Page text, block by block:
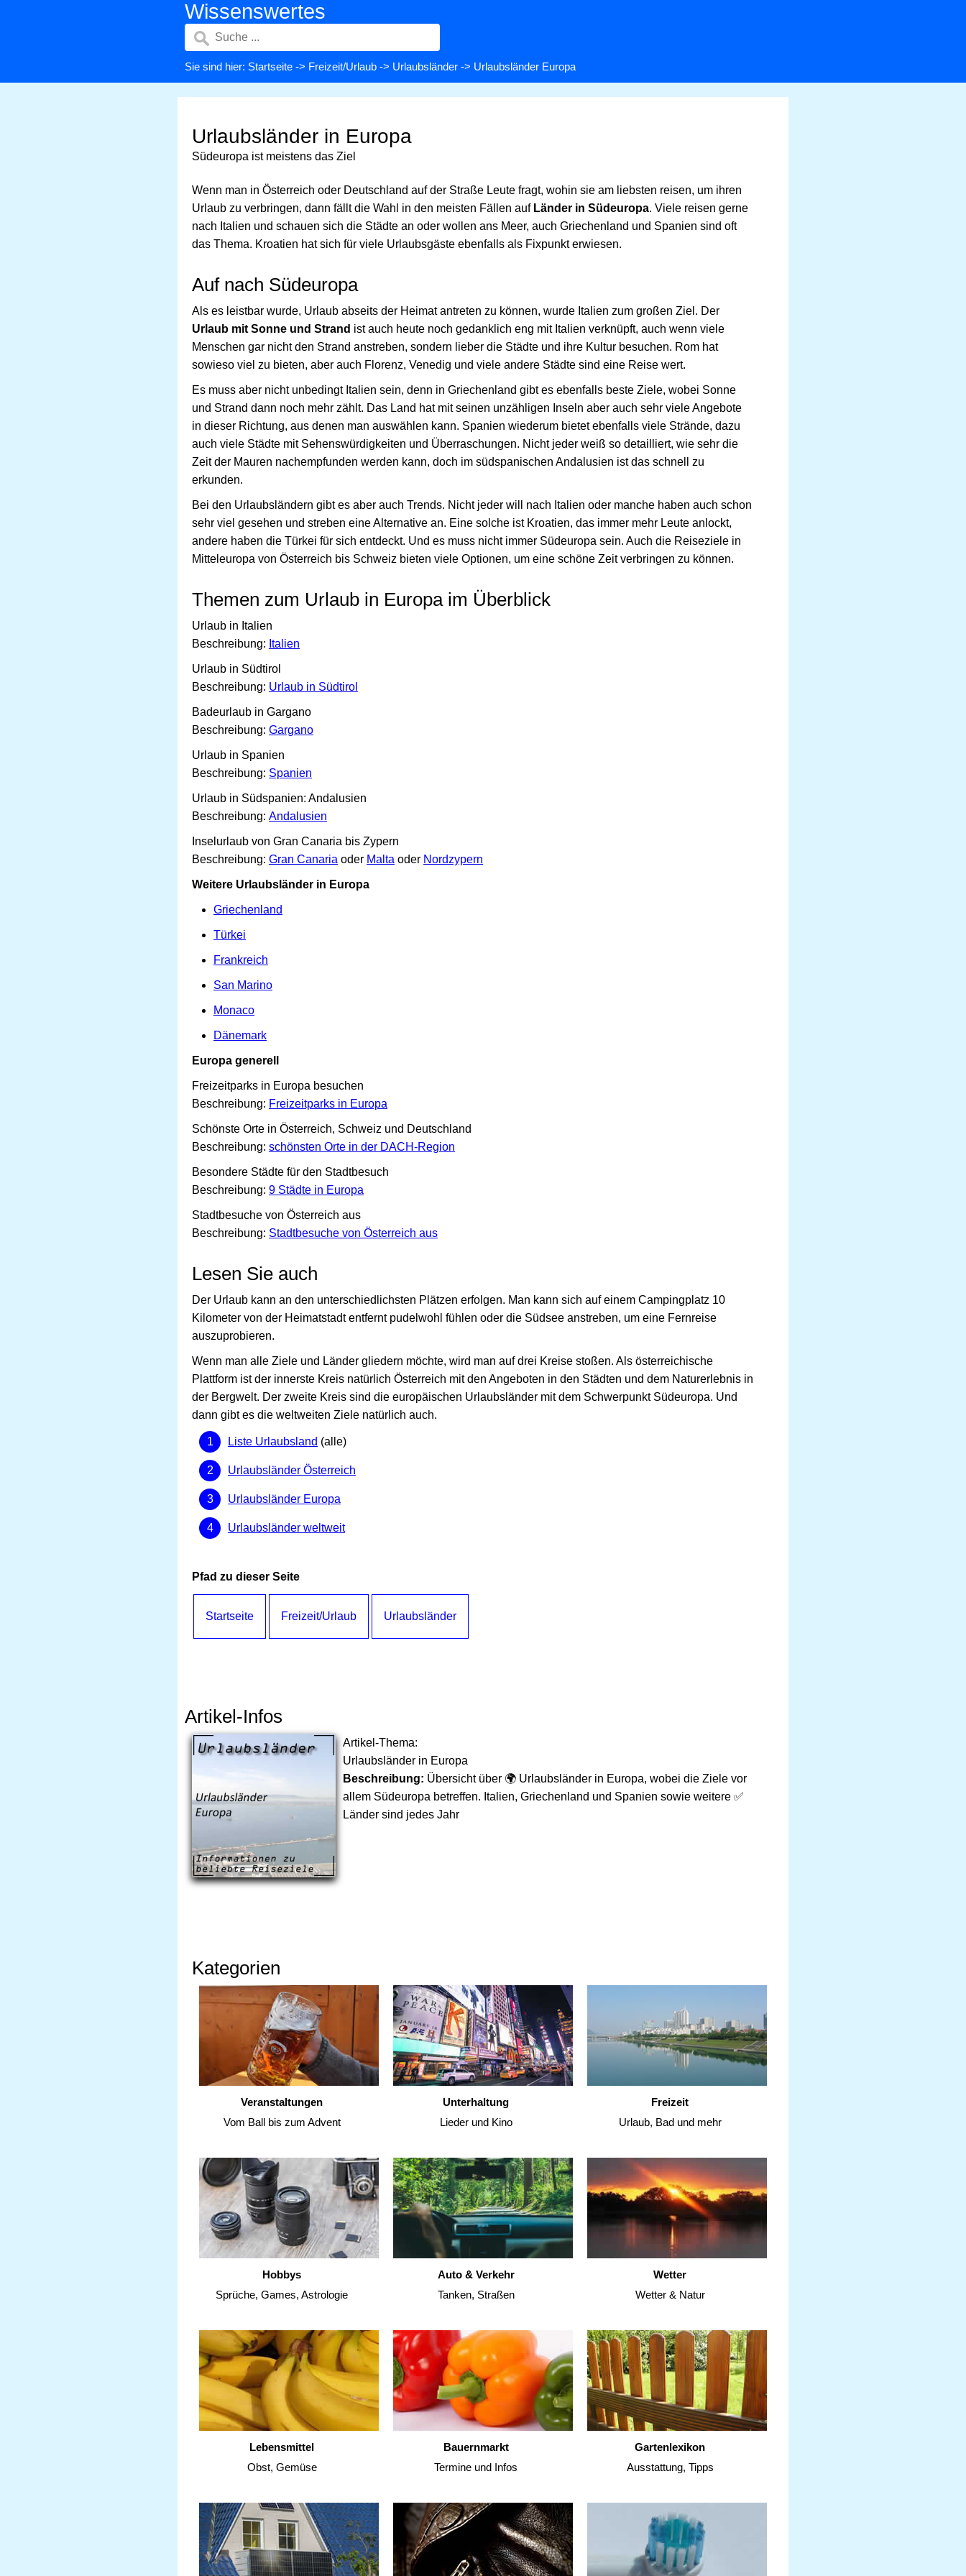
Wissenswertes
Sie sind hier: Startseite -> Freizeit/Urlaub -> Urlaubsländer -> Urlaubsländer Europa
Urlaubsländer in Europa
Südeuropa ist meistens das Ziel
Wenn man in Österreich oder Deutschland auf der Straße Leute fragt, wohin sie am liebsten reisen, um ihren
Urlaub zu verbringen, dann fällt die Wahl in den meisten Fällen auf Länder in Südeuropa. Viele reisen gerne
nach Italien und schauen sich die Städte an oder wollen ans Meer, auch Griechenland und Spanien sind oft
das Thema. Kroatien hat sich für viele Urlaubsgäste ebenfalls als Fixpunkt erwiesen.
Auf nach Südeuropa
Als es leistbar wurde, Urlaub abseits der Heimat antreten zu können, wurde Italien zum großen Ziel. Der
Urlaub mit Sonne und Strand ist auch heute noch gedanklich eng mit Italien verknüpft, auch wenn viele
Menschen gar nicht den Strand anstreben, sondern lieber die Städte und ihre Kultur besuchen. Rom hat
sowieso viel zu bieten, aber auch Florenz, Venedig und viele andere Städte sind eine Reise wert.
Es muss aber nicht unbedingt Italien sein, denn in Griechenland gibt es ebenfalls beste Ziele, wobei Sonne
und Strand dann noch mehr zählt. Das Land hat mit seinen unzähligen Inseln aber auch sehr viele Angebote
in dieser Richtung, aus denen man auswählen kann. Spanien wiederum bietet ebenfalls viele Strände, dazu
auch viele Städte mit Sehenswürdigkeiten und Überraschungen. Nicht jeder weiß so detailliert, wie sehr die
Zeit der Mauren nachempfunden werden kann, doch im südspanischen Andalusien ist das schnell zu
erkunden.
Bei den Urlaubsländern gibt es aber auch Trends. Nicht jeder will nach Italien oder manche haben auch schon
sehr viel gesehen und streben eine Alternative an. Eine solche ist Kroatien, das immer mehr Leute anlockt,
andere haben die Türkei für sich entdeckt. Und es muss nicht immer Südeuropa sein. Auch die Reiseziele in
Mitteleuropa von Österreich bis Schweiz bieten viele Optionen, um eine schöne Zeit verbringen zu können.
Themen zum Urlaub in Europa im Überblick
Urlaub in Italien
Beschreibung: Italien
Urlaub in Südtirol
Beschreibung: Urlaub in Südtirol
Badeurlaub in Gargano
Beschreibung: Gargano
Urlaub in Spanien
Beschreibung: Spanien
Urlaub in Südspanien: Andalusien
Beschreibung: Andalusien
Inselurlaub von Gran Canaria bis Zypern
Beschreibung: Gran Canaria oder Malta oder Nordzypern
Weitere Urlaubsländer in Europa
Griechenland
Türkei
Frankreich
San Marino
Monaco
Dänemark
Europa generell
Freizeitparks in Europa besuchen
Beschreibung: Freizeitparks in Europa
Schönste Orte in Österreich, Schweiz und Deutschland
Beschreibung: schönsten Orte in der DACH-Region
Besondere Städte für den Stadtbesuch
Beschreibung: 9 Städte in Europa
Stadtbesuche von Österreich aus
Beschreibung: Stadtbesuche von Österreich aus
Lesen Sie auch
Der Urlaub kann an den unterschiedlichsten Plätzen erfolgen. Man kann sich auf einem Campingplatz 10
Kilometer von der Heimatstadt entfernt pudelwohl fühlen oder die Südsee anstreben, um eine Fernreise
auszuprobieren.
Wenn man alle Ziele und Länder gliedern möchte, wird man auf drei Kreise stoßen. Als österreichische
Plattform ist der innerste Kreis natürlich Österreich mit den Angeboten in den Städten und dem Naturerlebnis in
der Bergwelt. Der zweite Kreis sind die europäischen Urlaubsländer mit dem Schwerpunkt Südeuropa. Und
dann gibt es die weltweiten Ziele natürlich auch.
Liste Urlaubsland (alle)
Urlaubsländer Österreich
Urlaubsländer Europa
Urlaubsländer weltweit
Pfad zu dieser Seite
Startseite Freizeit/Urlaub Urlaubsländer
Artikel-Infos
Artikel-Thema:
Urlaubsländer in Europa
Beschreibung: Übersicht über 🌍 Urlaubsländer in Europa, wobei die Ziele vor
allem Südeuropa betreffen. Italien, Griechenland und Spanien sowie weitere ✅
Länder sind jedes Jahr
Kategorien
Veranstaltungen
Vom Ball bis zum Advent
Unterhaltung
Lieder und Kino
Freizeit
Urlaub, Bad und mehr
Hobbys
Sprüche, Games, Astrologie
Auto & Verkehr
Tanken, Straßen
Wetter
Wetter & Natur
Lebensmittel
Obst, Gemüse
Bauernmarkt
Termine und Infos
Gartenlexikon
Ausstattung, Tipps